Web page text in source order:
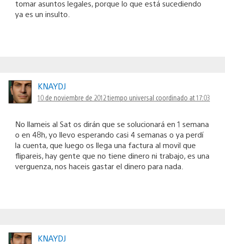
tomar asuntos legales, porque lo que está sucediendo
ya es un insulto.
KNAYDJ
10 de noviembre de 2012 tiempo universal coordinado at 17:03
No llameis al Sat os dirán que se solucionará en 1 semana
o en 48h, yo llevo esperando casi 4 semanas o ya perdí
la cuenta, que luego os llega una factura al movil que
flipareis, hay gente que no tiene dinero ni trabajo, es una
verguenza, nos haceis gastar el dinero para nada.
KNAYDJ